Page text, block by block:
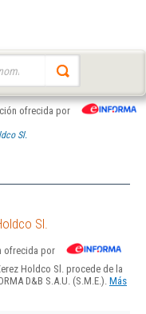
ofrecida por
Sl.
Sl.
ofrecida por
Holdco Sl. procede de la
D&B S.A.U. (S.M.E.). Más